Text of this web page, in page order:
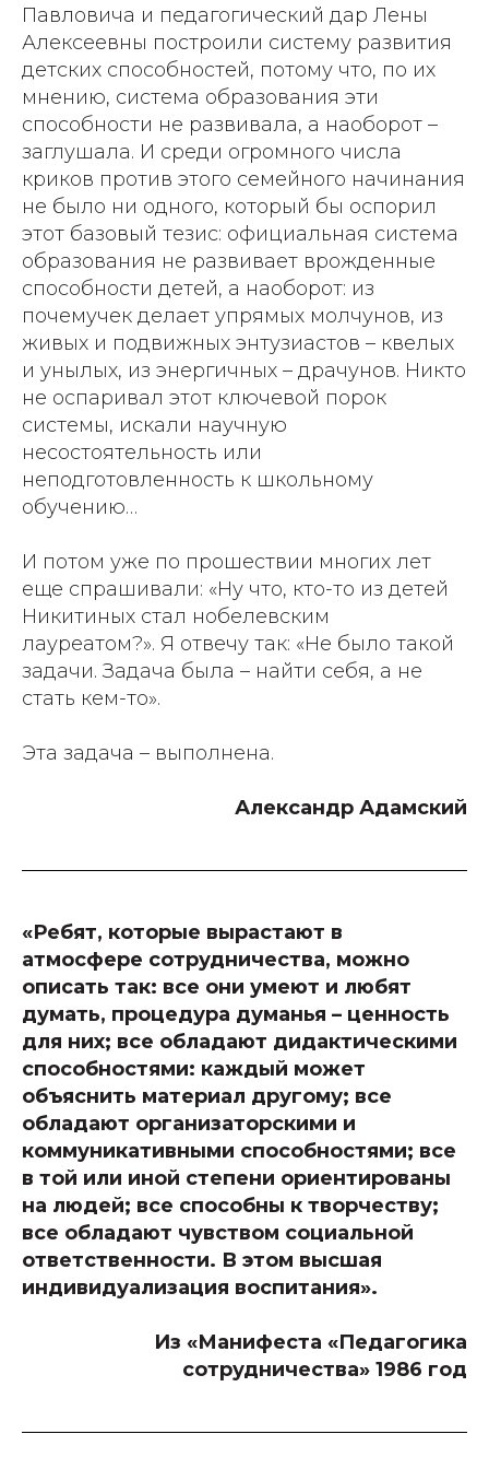
Павловича и педагогический дар Лены
Алексеевны построили систему развития
детских способностей, потому что, по их
мнению, система образования эти
способности не развивала, а наоборот –
заглушала. И среди огромного числа
криков против этого семейного начинания
не было ни одного, который бы оспорил
этот базовый тезис: официальная система
образования не развивает врожденные
способности детей, а наоборот: из
почемучек делает упрямых молчунов, из
живых и подвижных энтузиастов – квелых
и унылых, из энергичных – драчунов. Никто
не оспаривал этот ключевой порок
системы, искали научную
несостоятельность или
неподготовленность к школьному
обучению…
И потом уже по прошествии многих лет
еще спрашивали: «Ну что, кто-то из детей
Никитиных стал нобелевским
лауреатом?». Я отвечу так: «Не было такой
задачи. Задача была – найти себя, а не
стать кем-то».
Эта задача – выполнена.
Александр Адамский
«Ребят, которые вырастают в
атмосфере сотрудничества, можно
описать так: все они умеют и любят
думать, процедура думанья – ценность
для них; все обладают дидактическими
способностями: каждый может
объяснить материал другому; все
обладают организаторскими и
коммуникативными способностями; все
в той или иной степени ориентированы
на людей; все способны к творчеству;
все обладают чувством социальной
ответственности. В этом высшая
индивидуализация воспитания».
Из «Манифеста «Педагогика
сотрудничества» 1986 год